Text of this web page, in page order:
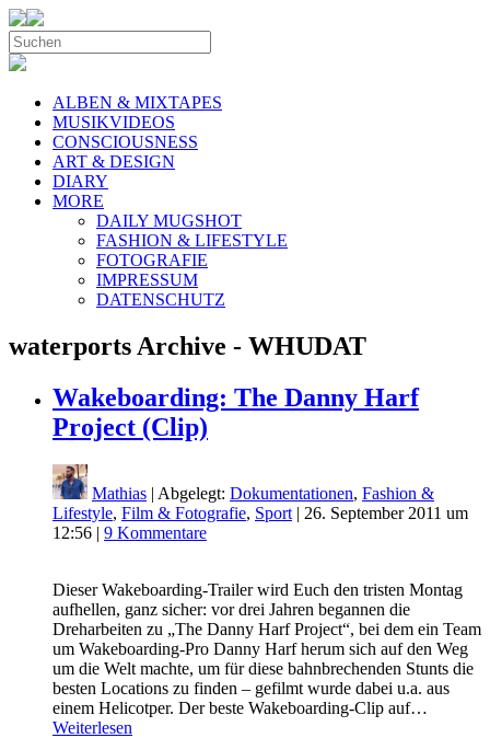
ALBEN & MIXTAPES
MUSIKVIDEOS
CONSCIOUSNESS
ART & DESIGN
DIARY
MORE
DAILY MUGSHOT
FASHION & LIFESTYLE
FOTOGRAFIE
IMPRESSUM
DATENSCHUTZ
waterports Archive - WHUDAT
Wakeboarding: The Danny Harf
Project (Clip)
Mathias | Abgelegt: Dokumentationen, Fashion &
Lifestyle, Film & Fotografie, Sport | 26. September 2011 um
12:56 | 9 Kommentare
Dieser Wakeboarding-Trailer wird Euch den tristen Montag
aufhellen, ganz sicher: vor drei Jahren begannen die
Dreharbeiten zu „The Danny Harf Project“, bei dem ein Team
um Wakeboarding-Pro Danny Harf herum sich auf den Weg
um die Welt machte, um für diese bahnbrechenden Stunts die
besten Locations zu finden – gefilmt wurde dabei u.a. aus
einem Helicotper. Der beste Wakeboarding-Clip auf…
Weiterlesen